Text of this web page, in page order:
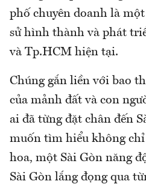
phố chuyên doanh là
sử hình thành và phát
và Tp.HCM hiện tại.
Chúng gắn liền với bao
của mảnh đất và con
ai đã từng đặt chân đến
muốn tìm hiểu không
hoa, một Sài Gòn năng
Sài Gòn lắng đọng qua